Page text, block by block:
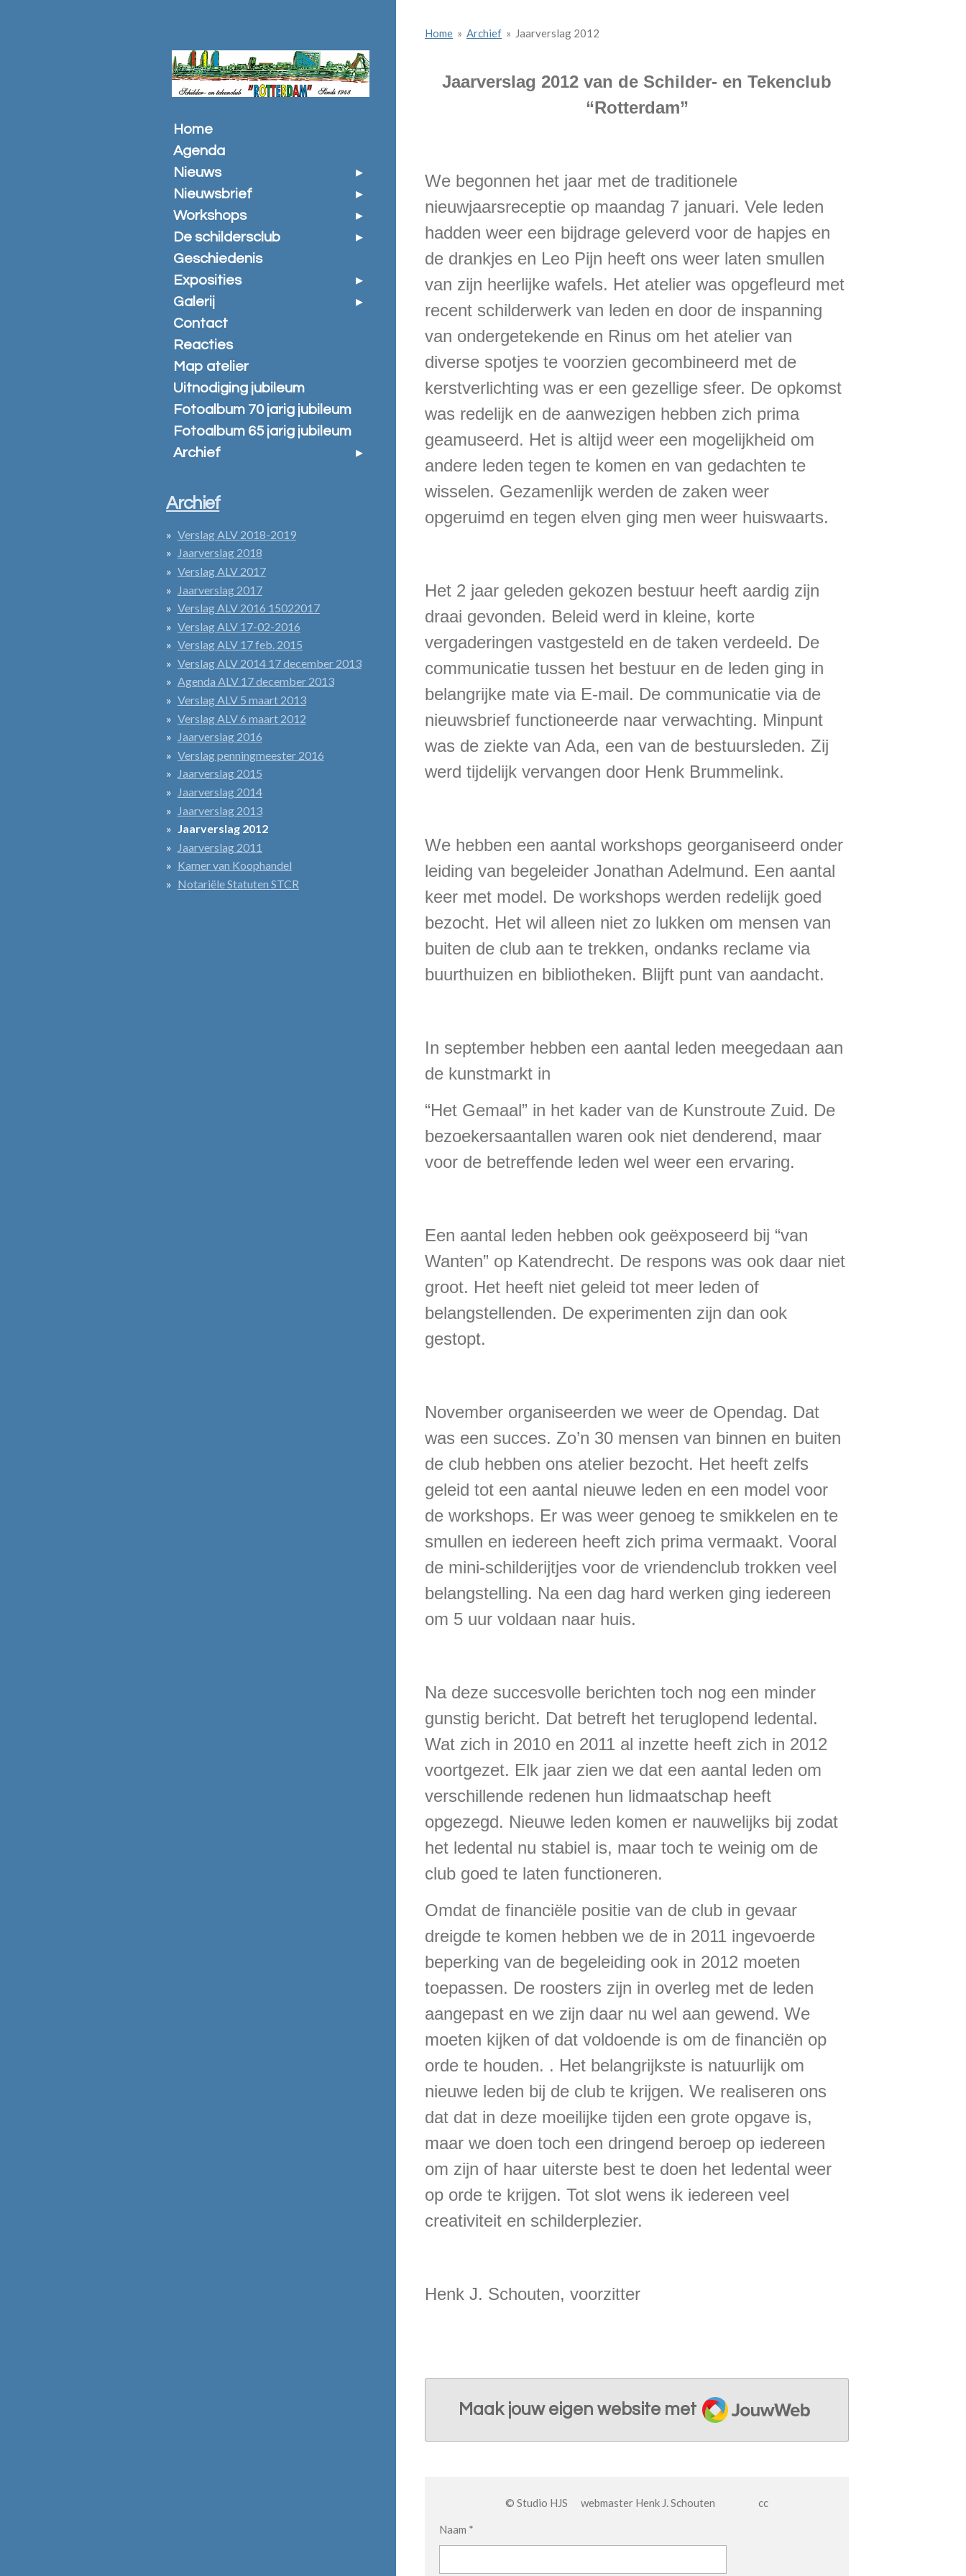
Home » Archief » Jaarverslag 2012
Jaarverslag 2012 van de Schilder- en Tekenclub
“Rotterdam”
We begonnen het jaar met de traditionele
nieuwjaarsreceptie op maandag 7 januari. Vele leden
hadden weer een bijdrage geleverd voor de hapjes en
de drankjes en Leo Pijn heeft ons weer laten smullen
van zijn heerlijke wafels. Het atelier was opgefleurd met
recent schilderwerk van leden en door de inspanning
van ondergetekende en Rinus om het atelier van
diverse spotjes te voorzien gecombineerd met de
kerstverlichting was er een gezellige sfeer. De opkomst
was redelijk en de aanwezigen hebben zich prima
geamuseerd. Het is altijd weer een mogelijkheid om
andere leden tegen te komen en van gedachten te
wisselen. Gezamenlijk werden de zaken weer
opgeruimd en tegen elven ging men weer huiswaarts.
Het 2 jaar geleden gekozen bestuur heeft aardig zijn
draai gevonden. Beleid werd in kleine, korte
vergaderingen vastgesteld en de taken verdeeld. De
communicatie tussen het bestuur en de leden ging in
belangrijke mate via E-mail. De communicatie via de
nieuwsbrief functioneerde naar verwachting. Minpunt
was de ziekte van Ada, een van de bestuursleden. Zij
werd tijdelijk vervangen door Henk Brummelink.
We hebben een aantal workshops georganiseerd onder
leiding van begeleider Jonathan Adelmund. Een aantal
keer met model. De workshops werden redelijk goed
bezocht. Het wil alleen niet zo lukken om mensen van
buiten de club aan te trekken, ondanks reclame via
buurthuizen en bibliotheken. Blijft punt van aandacht.
In september hebben een aantal leden meegedaan aan
de kunstmarkt in
“Het Gemaal” in het kader van de Kunstroute Zuid. De
bezoekersaantallen waren ook niet denderend, maar
voor de betreffende leden wel weer een ervaring.
Een aantal leden hebben ook geëxposeerd bij “van
Wanten” op Katendrecht. De respons was ook daar niet
groot. Het heeft niet geleid tot meer leden of
belangstellenden. De experimenten zijn dan ook
gestopt.
November organiseerden we weer de Opendag. Dat
was een succes. Zo’n 30 mensen van binnen en buiten
de club hebben ons atelier bezocht. Het heeft zelfs
geleid tot een aantal nieuwe leden en een model voor
de workshops. Er was weer genoeg te smikkelen en te
smullen en iedereen heeft zich prima vermaakt. Vooral
de mini-schilderijtjes voor de vriendenclub trokken veel
belangstelling. Na een dag hard werken ging iedereen
om 5 uur voldaan naar huis.
Na deze succesvolle berichten toch nog een minder
gunstig bericht. Dat betreft het teruglopend ledental.
Wat zich in 2010 en 2011 al inzette heeft zich in 2012
voortgezet. Elk jaar zien we dat een aantal leden om
verschillende redenen hun lidmaatschap heeft
opgezegd. Nieuwe leden komen er nauwelijks bij zodat
het ledental nu stabiel is, maar toch te weinig om de
club goed te laten functioneren.
Omdat de financiële positie van de club in gevaar
dreigde te komen hebben we de in 2011 ingevoerde
beperking van de begeleiding ook in 2012 moeten
toepassen. De roosters zijn in overleg met de leden
aangepast en we zijn daar nu wel aan gewend. We
moeten kijken of dat voldoende is om de financiën op
orde te houden. . Het belangrijkste is natuurlijk om
nieuwe leden bij de club te krijgen. We realiseren ons
dat dat in deze moeilijke tijden een grote opgave is,
maar we doen toch een dringend beroep op iedereen
om zijn of haar uiterste best te doen het ledental weer
op orde te krijgen. Tot slot wens ik iedereen veel
creativiteit en schilderplezier.
Henk J. Schouten, voorzitter
Maak jouw eigen website met
JouwWeb
© Studio HJS webmaster Henk J. Schouten cc
Naam *
Home
Agenda
Nieuws
Nieuwsbrief
Workshops
De schildersclub
Geschiedenis
Exposities
Galerij
Contact
Reacties
Map atelier
Uitnodiging jubileum
Fotoalbum 70 jarig jubileum
Fotoalbum 65 jarig jubileum
Archief
Archief
Verslag ALV 2018-2019
Jaarverslag 2018
Verslag ALV 2017
Jaarverslag 2017
Verslag ALV 2016 15022017
Verslag ALV 17-02-2016
Verslag ALV 17 feb. 2015
Verslag ALV 2014 17 december 2013
Agenda ALV 17 december 2013
Verslag ALV 5 maart 2013
Verslag ALV 6 maart 2012
Jaarverslag 2016
Verslag penningmeester 2016
Jaarverslag 2015
Jaarverslag 2014
Jaarverslag 2013
Jaarverslag 2012
Jaarverslag 2011
Kamer van Koophandel
Notariële Statuten STCR